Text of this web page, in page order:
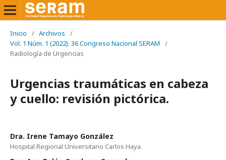
Inicio / Archivos
/
Vol. 1 Núm. 1 (2022): 36 Congreso Nacional SERAM
/
Radiología de Urgencias
Urgencias traumáticas en cabeza
y cuello: revisión pictórica.
Dra. Irene Tamayo González
Hospital Regional Universitario Carlos Haya